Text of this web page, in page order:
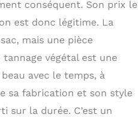
conséquent. Son prix le
est donc légitime. La
mais une pièce
végétal est une
avec le temps, à
sa fabrication et son style
sur la durée. C’est un